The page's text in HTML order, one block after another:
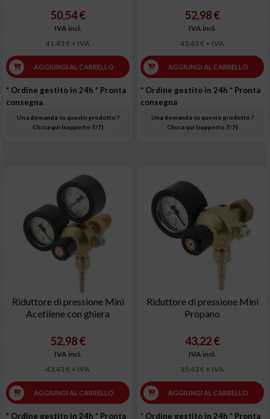
50,54 €
IVA incl.
41,43 € + IVA
AGGIUNGI AL CARRELLO
* Ordine gestito in 24h * Pronta
consegna
Una domanda su questo prodotto ?
Clicca qui (supporto 7/7)
52,98 €
IVA incl.
43,43 € + IVA
AGGIUNGI AL CARRELLO
* Ordine gestito in 24h * Pronta
consegna
Una domanda su questo prodotto ?
Clicca qui (supporto 7/7)
Riduttore di pressione Mini
Acetilene con ghiera
52,98 €
IVA incl.
43,43 € + IVA
AGGIUNGI AL CARRELLO
* Ordine gestito in 24h * Pronta
Riduttore di pressione Mini
Propano
43,22 €
IVA incl.
35,43 € + IVA
AGGIUNGI AL CARRELLO
* Ordine gestito in 24h * Pronta